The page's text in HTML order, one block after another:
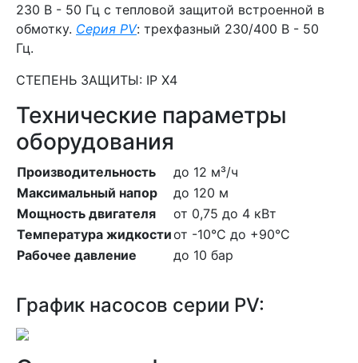
230 В - 50 Гц с тепловой защитой встроенной в
обмотку. Серия PV: трехфазный 230/400 В - 50
Гц.
СТЕПЕНЬ ЗАЩИТЫ: IP X4
Технические параметры
оборудования
Производительность
до 12 м³/ч
Максимальный напор
до 120 м
Мощность двигателя
от 0,75 до 4 кВт
Температура жидкостиот -10°C до +90°C
Рабочее давление
до 10 бар
График насосов серии PV: